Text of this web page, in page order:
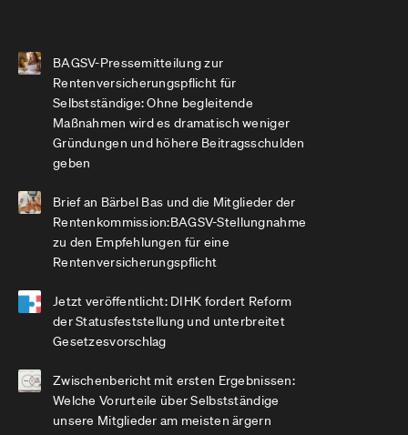
BAGSV-Pressemitteilung zur
Rentenversicherungspflicht für
Selbstständige: Ohne begleitende
Maßnahmen wird es dramatisch weniger
Gründungen und höhere Beitragsschulden
geben
Brief an Bärbel Bas und die Mitglieder der
Rentenkommission:BAGSV-Stellungnahme
zu den Empfehlungen für eine
Rentenversicherungspflicht
Jetzt veröffentlicht: DIHK fordert Reform
der Statusfeststellung und unterbreitet
Gesetzesvorschlag
Zwischenbericht mit ersten Ergebnissen:
Welche Vorurteile über Selbstständige
unsere Mitglieder am meisten ärgern